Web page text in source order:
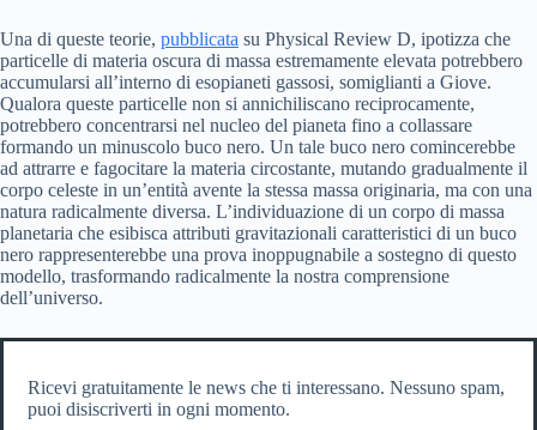
Una di queste teorie, pubblicata su Physical Review D, ipotizza che
particelle di materia oscura di massa estremamente elevata potrebbero
accumularsi all’interno di esopianeti gassosi, somiglianti a Giove.
Qualora queste particelle non si annichiliscano reciprocamente,
potrebbero concentrarsi nel nucleo del pianeta fino a collassare
formando un minuscolo buco nero. Un tale buco nero comincerebbe
ad attrarre e fagocitare la materia circostante, mutando gradualmente il
corpo celeste in un’entità avente la stessa massa originaria, ma con una
natura radicalmente diversa. L’individuazione di un corpo di massa
planetaria che esibisca attributi gravitazionali caratteristici di un buco
nero rappresenterebbe una prova inoppugnabile a sostegno di questo
modello, trasformando radicalmente la nostra comprensione
dell’universo.
Ricevi gratuitamente le news che ti interessano. Nessuno spam,
puoi disiscriverti in ogni momento.